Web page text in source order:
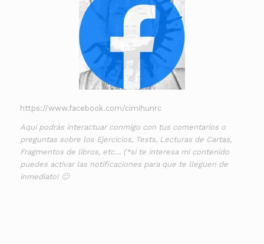
https://www.facebook.com/cimihunrc
Aquí podrás interactuar conmigo con tus comentarios o
preguntas sobre los Ejercicios, Tests, Lecturas de Cartas,
Fragmentos de libros, etc… (*si te interesa mi contenido
puedes activar las notificaciones para que te lleguen de
inmediato! 🙂